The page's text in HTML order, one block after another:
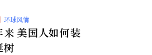
入中位数和低贫困
许多最昂贵的住
｜ 环球风情
来 美国人如何装
树